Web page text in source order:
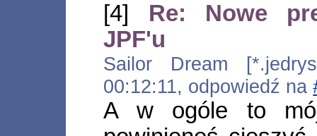
[4] Re: Nowe
JPF'u
Sailor Dream
00:12:11, odpowiedź na
A w ogóle to